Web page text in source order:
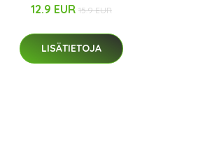
12.9 EUR 15.9 EUR
LISÄTIETOJA